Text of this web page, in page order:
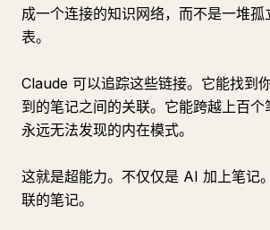
成一个连接的知识网络，而不是一堆孤
表。
Claude 可以追踪这些链接。它能找到
到的笔记之间的关联。它能跨越上百
永远无法发现的内在模式。
这就是超能力。不仅仅是 AI 加上笔记
联的笔记。